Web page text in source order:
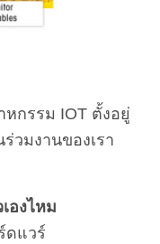
หกรรม IOT ตั้งอยู่
วมงานของเรา
องไหม
ดแวร์